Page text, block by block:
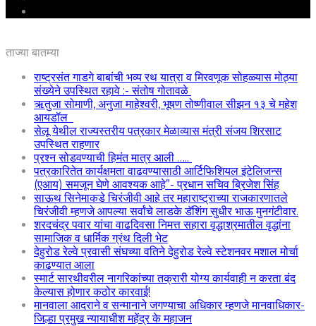
ताज्या बातम्या
राष्ट्रसंत गाडगे बाबांची भव्य रथ यात्रा व मिरवणूक सोहळ्यास मोठ्या
संख्येने उपस्थित रहावे :- संतोष गोतावळे
ऋतुजा सोमाणी, अनुजा माहेश्वरी, भूषण तोष्णीवाल सीझन १३ चे महेश
आयडॉल
सेलू येथील राज्यस्तरीय पत्रकार मेळाव्यास मंत्री संजय शिरसाट
उपस्थित राहणार
प्रश्न सोडवण्याची हिमंत मात्र आली …..
पत्रकारितेत कार्यक्षमता वाढवण्यासाठी आर्टिफिशियल इंटेलिजन्स
(एआय) समजून घेणे आवश्यक आहे”- प्रधान सचिव ब्रिजेश सिंह
साऊथ सिनेमाकडे चिरंजीवी आहे तर महाराष्ट्राच्या राजकारणातले
चिरंजीवी म्हणजे आपल्या सर्वांचे लाडके डॅशिंग सुधीर भाऊ मुनगंटीवार.
शरदचंद्र पवार यांचा वाढदिवसा निमत्त सहारा वृद्धाश्रमातील वृद्धांना
सामाजिक व धार्मिक ग्रंथ दिली भेट
देहुरोड रेल्वे प्रवासी संघच्या वतिने देहुरोड रेल्वे स्टेशनवर मशाल मोर्चा
काढण्यात आला
स्मार्ट सारथीवरील नागरिकांच्या तक्रारी योग्य कार्यवाही न करता बंद
केल्यास होणार कठोर कारवाई!
मानवाला आदराने व सन्मानाने जगण्याचा अधिकार म्हणजे मानवाधिकार-
जिल्हा प्रमुख न्यायाधीश महेंद्र के महाजन